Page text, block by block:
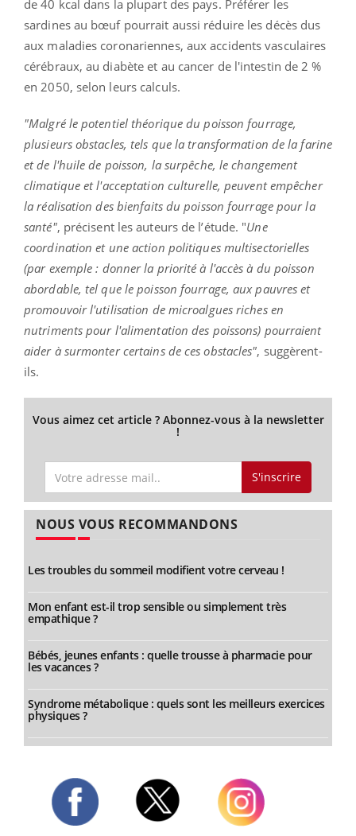
de 40 kcal dans la plupart des pays. Préférer les
sardines au bœuf pourrait aussi réduire les décès dus
aux maladies coronariennes, aux accidents vasculaires
cérébraux, au diabète et au cancer de l'intestin de 2 %
en 2050, selon leurs calculs.
"Malgré le potentiel théorique du poisson fourrage,
plusieurs obstacles, tels que la transformation de la farine
et de l'huile de poisson, la surpêche, le changement
climatique et l'acceptation culturelle, peuvent empêcher
la réalisation des bienfaits du poisson fourrage pour la
santé", précisent les auteurs de l’étude. "Une
coordination et une action politiques multisectorielles
(par exemple : donner la priorité à l'accès à du poisson
abordable, tel que le poisson fourrage, aux pauvres et
promouvoir l'utilisation de microalgues riches en
nutriments pour l'alimentation des poissons) pourraient
aider à surmonter certains de ces obstacles", suggèrent-
ils.
Vous aimez cet article ? Abonnez-vous à la newsletter
!
S'inscrire
NOUS VOUS RECOMMANDONS
Les troubles du sommeil modifient votre cerveau !
Mon enfant est-il trop sensible ou simplement très
empathique ?
Bébés, jeunes enfants : quelle trousse à pharmacie pour
les vacances ?
Syndrome métabolique : quels sont les meilleurs exercices
physiques ?